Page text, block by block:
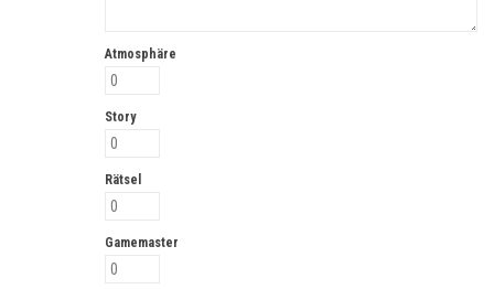
Atmosphäre
Story
Rätsel
Gamemaster